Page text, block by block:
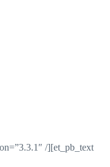
/][et_pb_text